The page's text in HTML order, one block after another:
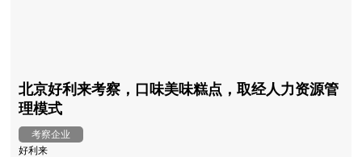
北京好利来考察，口味美味糕点，取经人力资源管
理模式
考察企业
好利来